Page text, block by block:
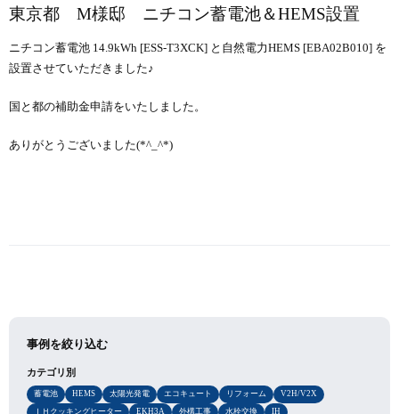
東京都 M様邸 ニチコン蓄電池＆HEMS設置
ニチコン蓄電池 14.9kWh [ESS-T3XCK] と自然電力HEMS [EBA02B010] を
設置させていただきました♪
国と都の補助金申請をいたしました。
ありがとうございました(*^_^*)
事例を絞り込む
カテゴリ別
蓄電池 HEMS 太陽光発電 エコキュート リフォーム
V2H/V2X
ＩＨクッキングヒーター
EKH3A 外構工事 水栓交換 IH